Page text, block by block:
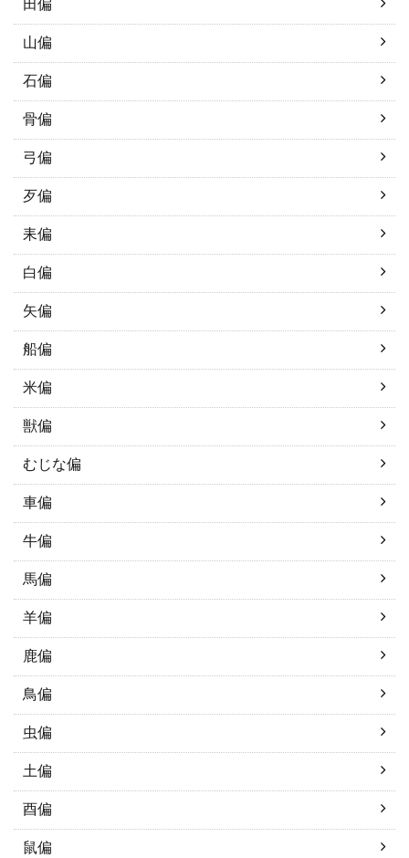
田偏
山偏
石偏
骨偏
弓偏
歹偏
耒偏
白偏
矢偏
船偏
米偏
獣偏
むじな偏
車偏
牛偏
馬偏
羊偏
鹿偏
鳥偏
虫偏
土偏
酉偏
鼠偏